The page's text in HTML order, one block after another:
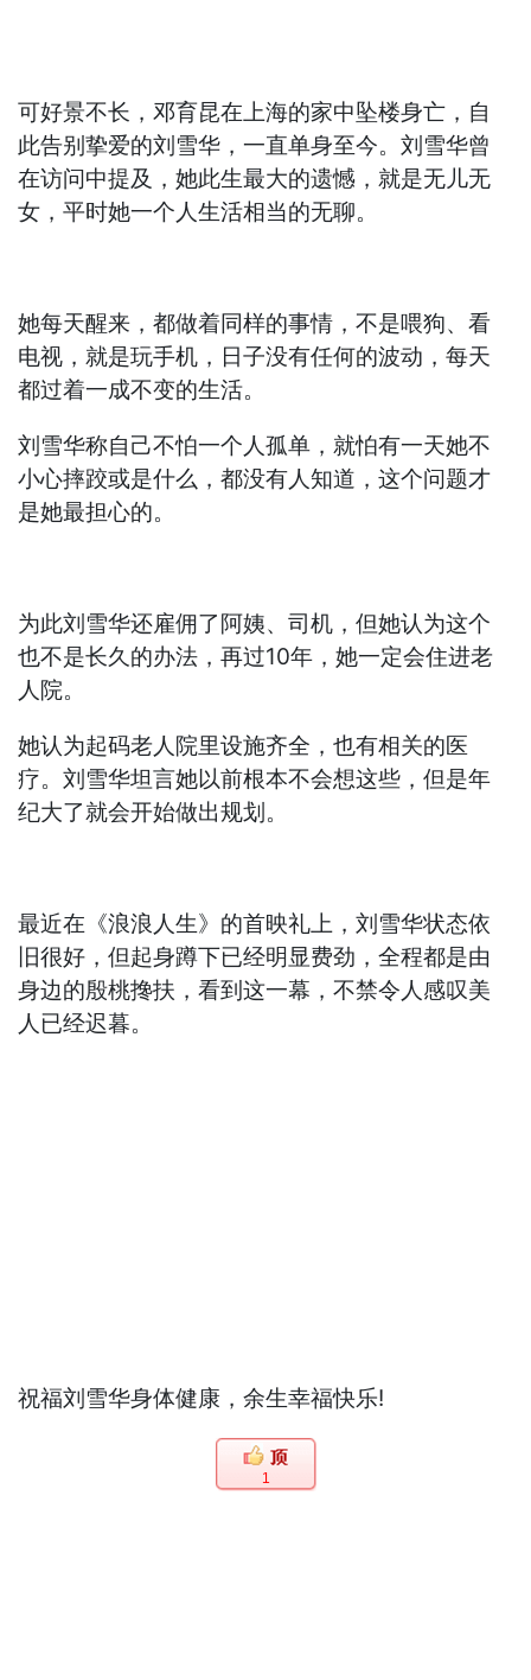
可好景不长，邓育昆在上海的家中坠楼身亡，自
此告别挚爱的刘雪华，一直单身至今。刘雪华曾
在访问中提及，她此生最大的遗憾，就是无儿无
女，平时她一个人生活相当的无聊。
她每天醒来，都做着同样的事情，不是喂狗、看
电视，就是玩手机，日子没有任何的波动，每天
都过着一成不变的生活。
刘雪华称自己不怕一个人孤单，就怕有一天她不
小心摔跤或是什么，都没有人知道，这个问题才
是她最担心的。
为此刘雪华还雇佣了阿姨、司机，但她认为这个
也不是长久的办法，再过10年，她一定会住进老
人院。
她认为起码老人院里设施齐全，也有相关的医
疗。刘雪华坦言她以前根本不会想这些，但是年
纪大了就会开始做出规划。
最近在《浪浪人生》的首映礼上，刘雪华状态依
旧很好，但起身蹲下已经明显费劲，全程都是由
身边的殷桃搀扶，看到这一幕，不禁令人感叹美
人已经迟暮。
祝福刘雪华身体健康，余生幸福快乐!
1